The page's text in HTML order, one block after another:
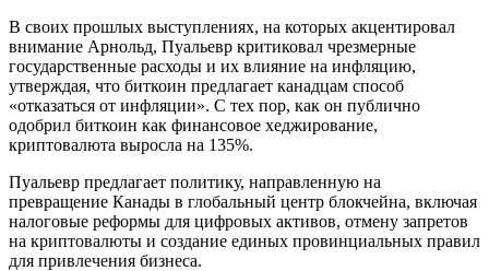
В своих прошлых выступлениях, на которых акцентировал
внимание Арнольд, Пуальевр критиковал чрезмерные
государственные расходы и их влияние на инфляцию,
утверждая, что биткоин предлагает канадцам способ
«отказаться от инфляции». С тех пор, как он публично
одобрил биткоин как финансовое хеджирование,
криптовалюта выросла на 135%.
Пуальевр предлагает политику, направленную на
превращение Канады в глобальный центр блокчейна, включая
налоговые реформы для цифровых активов, отмену запретов
на криптовалюты и создание единых провинциальных правил
для привлечения бизнеса.